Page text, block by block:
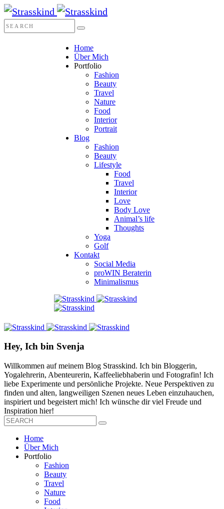
Home
Über Mich
Portfolio
Fashion
Beauty
Travel
Nature
Food
Interior
Portrait
Blog
Fashion
Beauty
Lifestyle
Food
Travel
Interior
Love
Body Love
Animal’s life
Thoughts
Yoga
Golf
Kontakt
Social Media
proWIN Beraterin
Minimalismus
Hey, Ich bin Svenja
Willkommen auf meinem Blog Strasskind. Ich bin Bloggerin,
Yogalehrerin, Abenteurerin, Kaffeeliebhaberin und Fotografin! Ich
liebe Experimente und persönliche Projekte. Neue Perspektiven zu
finden und alten, langweiligen Szenen neues Leben einzuhauchen,
inspiriert und begeistert mich! Ich wünsche dir viel Freude und
Inspiration hier!
Home
Über Mich
Portfolio
Fashion
Beauty
Travel
Nature
Food